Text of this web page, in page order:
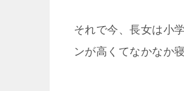
それで今、長女は小
ンが高くてなかなか